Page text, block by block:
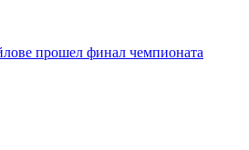
прошел финал чемпионата